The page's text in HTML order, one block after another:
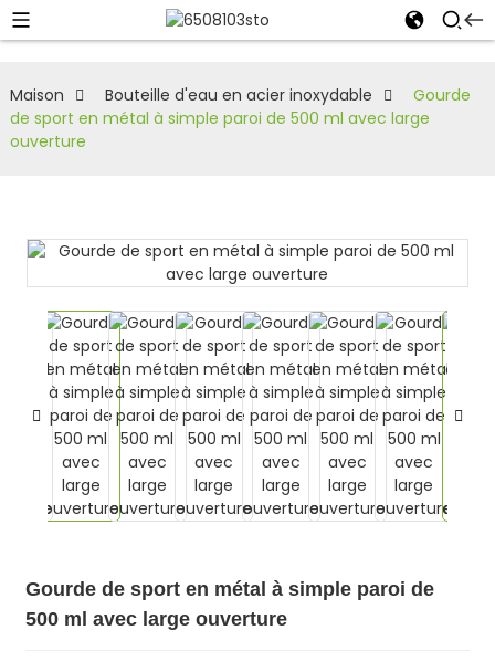
Maison Bouteille d'eau en acier inoxydable
Gourde
de sport en métal à simple paroi de 500 ml avec large
ouverture
Gourde de sport en métal à simple paroi de
500 ml avec large ouverture